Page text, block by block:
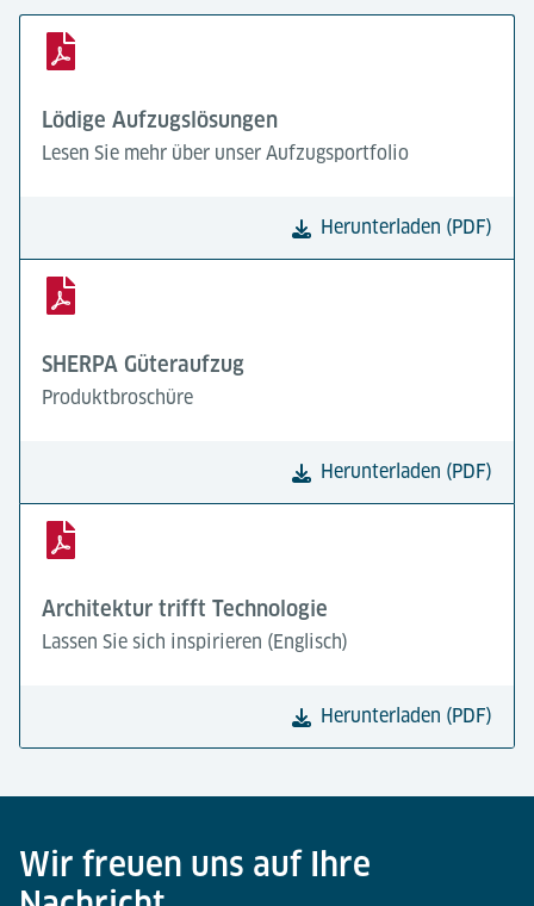
Lödige Aufzugslösungen
Lesen Sie mehr über unser Aufzugsportfolio
Herunterladen (PDF)
SHERPA Güteraufzug
Produktbroschüre
Herunterladen (PDF)
Architektur trifft Technologie
Lassen Sie sich inspirieren (Englisch)
Herunterladen (PDF)
Wir freuen uns auf Ihre